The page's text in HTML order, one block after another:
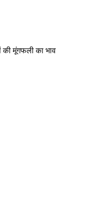
की मूंगफली का भाव